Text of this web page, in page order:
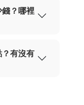
錢？哪裡
？有沒有